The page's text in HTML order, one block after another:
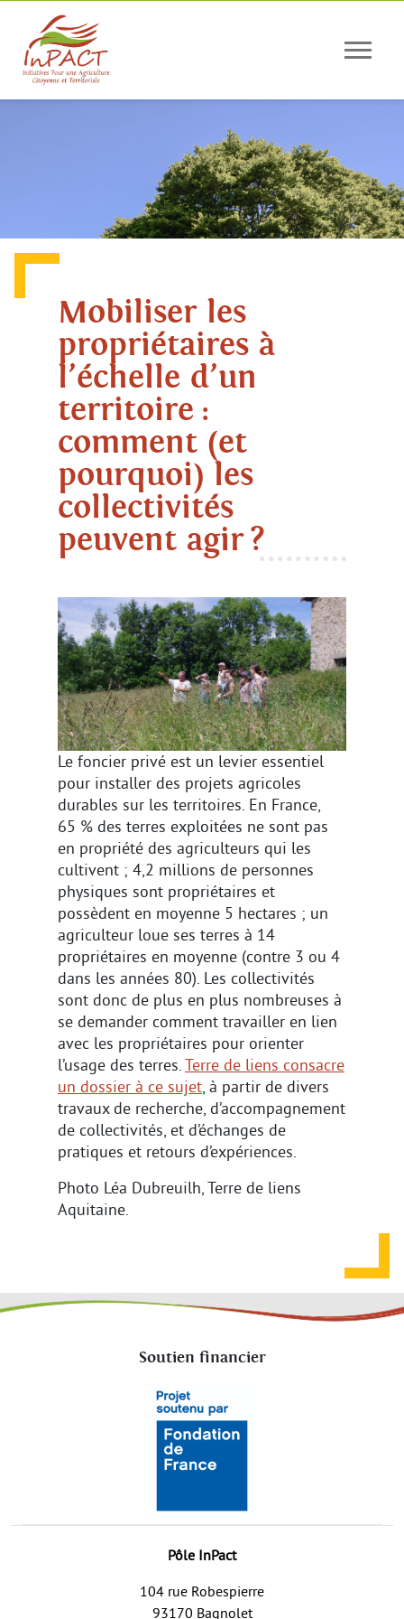
Mobiliser les
propriétaires à
l’échelle d’un
territoire :
comment (et
pourquoi) les
collectivités
peuvent agir ?
Le foncier privé est un levier essentiel
pour installer des projets agricoles
durables sur les territoires. En France,
65 % des terres exploitées ne sont pas
en propriété des agriculteurs qui les
cultivent ; 4,2 millions de personnes
physiques sont propriétaires et
possèdent en moyenne 5 hectares ; un
agriculteur loue ses terres à 14
propriétaires en moyenne (contre 3 ou 4
dans les années 80). Les collectivités
sont donc de plus en plus nombreuses à
se demander comment travailler en lien
avec les propriétaires pour orienter
l’usage des terres.Terre de liens consacre
un dossier à ce sujet, à partir de divers
travaux de recherche, d’accompagnement
de collectivités, et d’échanges de
pratiques et retours d’expériences.
Photo Léa Dubreuilh, Terre de liens
Aquitaine.
Soutien financier
Pôle InPact
104 rue Robespierre
93170 Bagnolet
Panneau de gestion des cookies